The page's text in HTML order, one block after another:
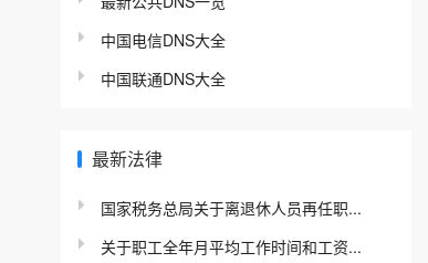
中国电信DNS大全
中国联通DNS大全
最新法律
国家税务总局关于离退休人员再任职...
关于职工全年月平均工作时间和工资...